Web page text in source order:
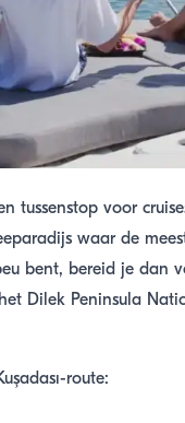
tussenstop voor
waar de
bent, bereid je dan
Dilek Peninsula
route: